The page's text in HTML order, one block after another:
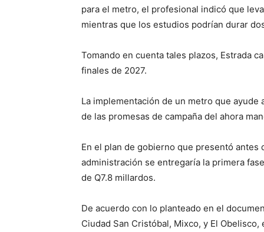
para el metro, el profesional indicó que
mientras que los estudios podrían durar
Tomando en cuenta tales plazos, Estrada
finales de 2027.
La implementación de un metro que
de las promesas de campaña del ahora
En el plan de gobierno que presentó
administración se entregaría la primera
de Q7.8 millardos.
De acuerdo con lo planteado en el
Ciudad San Cristóbal, Mixco, y El